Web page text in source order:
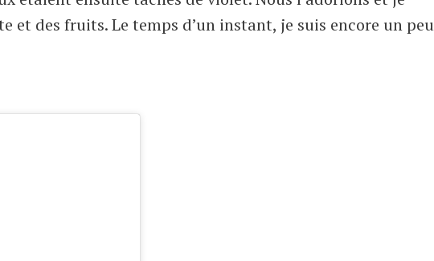
et des fruits. Le temps d’un instant, je suis encore un peu